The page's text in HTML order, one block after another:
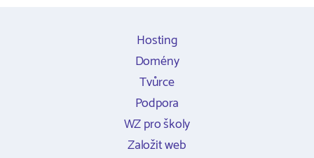
Hosting
Domény
Tvůrce
Podpora
WZ pro školy
Založit web